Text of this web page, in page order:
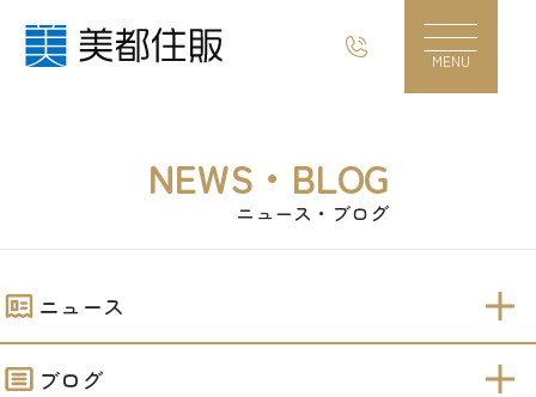
とってもいい仕上がりです！！！｜美都住販
MENU
NEWS・BLOG
ニュース・ブログ
ニュース
ブログ